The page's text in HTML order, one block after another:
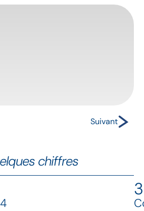
Suivant
chiffres